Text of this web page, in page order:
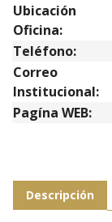
Ubicación
Oficina:
Teléfono:
Correo
Institucional:
Pagína WEB:
Descripción